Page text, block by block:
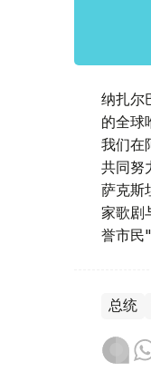
纳扎尔
的全球
我们在
共同努
萨克斯
家歌剧
誉市民"
总统